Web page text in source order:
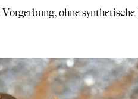
ohne